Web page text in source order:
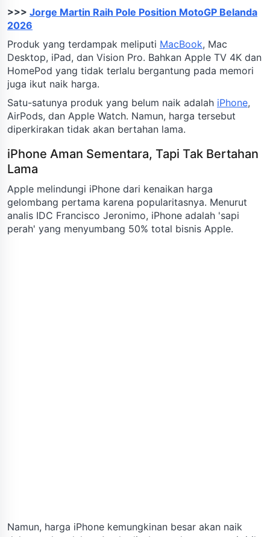
>>> Jorge Martin Raih Pole Position MotoGP Belanda
2026
Produk yang terdampak meliputi MacBook, Mac
Desktop, iPad, dan Vision Pro. Bahkan Apple TV 4K dan
HomePod yang tidak terlalu bergantung pada memori
juga ikut naik harga.
Satu-satunya produk yang belum naik adalah iPhone,
AirPods, dan Apple Watch. Namun, harga tersebut
diperkirakan tidak akan bertahan lama.
iPhone Aman Sementara, Tapi Tak Bertahan
Lama
Apple melindungi iPhone dari kenaikan harga
gelombang pertama karena popularitasnya. Menurut
analis IDC Francisco Jeronimo, iPhone adalah 'sapi
perah' yang menyumbang 50% total bisnis Apple.
Namun, harga iPhone kemungkinan besar akan naik